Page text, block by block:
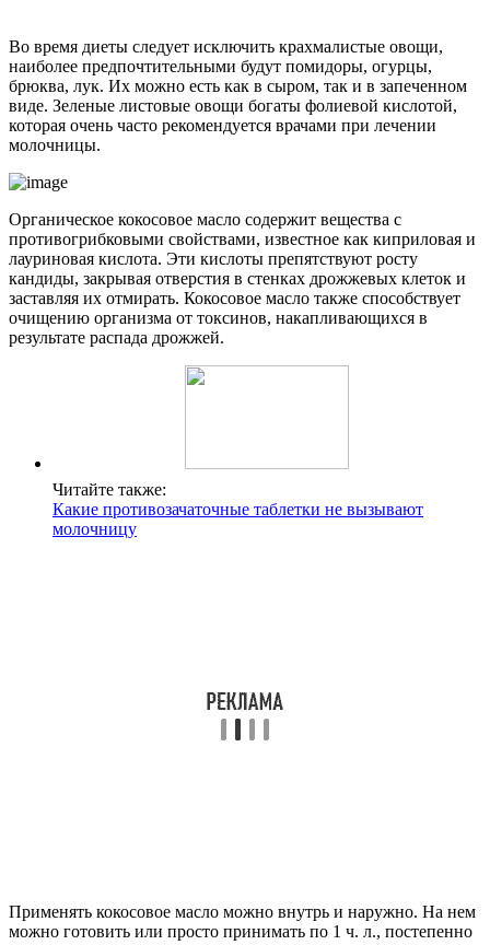
Во время диеты следует исключить крахмалистые овощи,
наиболее предпочтительными будут помидоры, огурцы,
брюква, лук. Их можно есть как в сыром, так и в запеченном
виде. Зеленые листовые овощи богаты фолиевой кислотой,
которая очень часто рекомендуется врачами при лечении
молочницы.
Органическое кокосовое масло содержит вещества с
противогрибковыми свойствами, известное как киприловая и
лауриновая кислота. Эти кислоты препятствуют росту
кандиды, закрывая отверстия в стенках дрожжевых клеток и
заставляя их отмирать. Кокосовое масло также способствует
очищению организма от токсинов, накапливающихся в
результате распада дрожжей.
Читайте также:
Какие противозачаточные таблетки не вызывают
молочницу
Применять кокосовое масло можно внутрь и наружно. На нем
можно готовить или просто принимать по 1 ч. л., постепенно